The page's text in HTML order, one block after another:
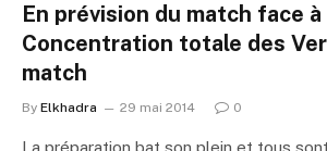
En prévision du match face à
Concentration totale des
match
By Elkhadra 29 mai 2014 0
La préparation bat son plein et tous